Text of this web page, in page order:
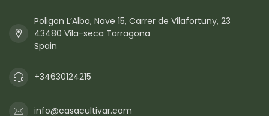
Poligon L’Alba, Nave 15, Carrer de Vilafortuny, 23
43480 Vila-seca Tarragona
Spain
+34630124215
info@casacultivar.com